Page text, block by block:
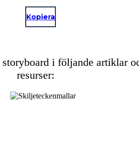
Kopiera
i följande artiklar
resurser: